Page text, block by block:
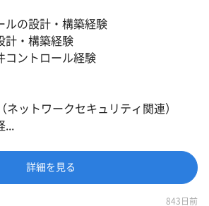
ルの設計・構築経験
計・構築経験
コントロール経験
ネットワークセキュリティ関連）
詳細を見る
843日前